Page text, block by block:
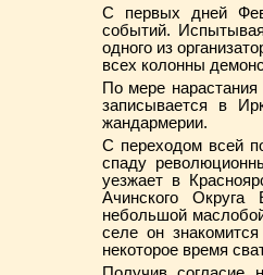
С первых дней
событий.
одного из
всех колонны
По мере
записы­вается в
жандармерии.
С переходом всей
спаду
уезжает в
Ачинского Округа
небольшой
селе он
некоторое время